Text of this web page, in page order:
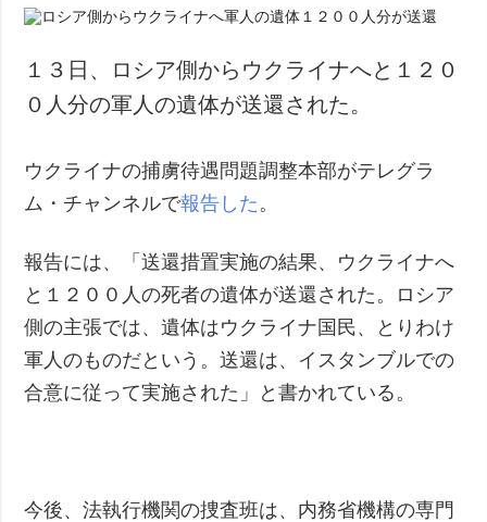
政治
防衛
社会・文化
犯罪
事故・緊急事態
コンタクト
追加
特集
インタビュー
写真
動画
サービス
購読
フォトバンク
１３日、ロシア側からウクライナへと１２０
０人分の軍人の遺体が送還された。
ウクライナの捕虜待遇問題調整本部がテレグラ
ム・チャンネルで報告した 。
報告には、「送還措置実施の結果、ウクライナへ
と１２００人の死者の遺体が送還された。ロシア
側の主張では、遺体はウクライナ国民、とりわけ
軍人のものだという。送還は、イスタンブルでの
合意に従って実施された」と書かれている。
今後、法執行機関の捜査班は、内務省機構の専門